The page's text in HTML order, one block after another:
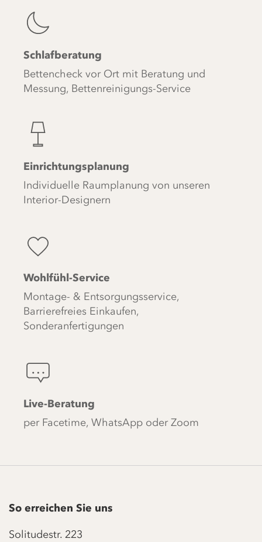
Schlafberatung
Bettencheck vor Ort mit Beratung und
Messung, Bettenreinigungs-Service
Einrichtungsplanung
Individuelle Raumplanung von unseren
Interior-Designern
Wohlfühl-Service
Montage- & Entsorgungsservice,
Barrierefreies Einkaufen,
Sonderanfertigungen
Live-Beratung
per Facetime, WhatsApp oder Zoom
So erreichen Sie uns
Solitudestr. 223